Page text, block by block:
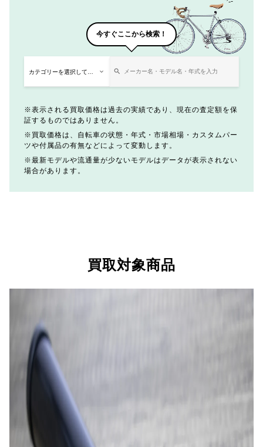
今すぐここから検索！
表示される買取価格は過去の実績であり、現在の査定額を保
証するものではありません。
買取価格は、自転車の状態・年式・市場相場・カスタムパー
ツや付属品の有無などによって変動します。
最新モデルや流通量が少ないモデルはデータが表示されない
場合があります。
買取対象商品